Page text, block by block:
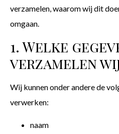
verzamelen, waarom wij dit
omgaan.
1. Welke
verzamelen
Wij kunnen onder andere de
verwerken:
naam